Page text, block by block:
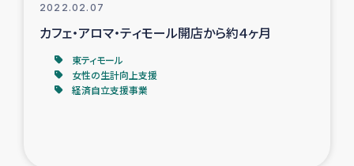
2022.02.07
カフェ・アロマ・ティモール開店から約４ヶ月
東ティモール
女性の生計向上支援
経済自立支援事業